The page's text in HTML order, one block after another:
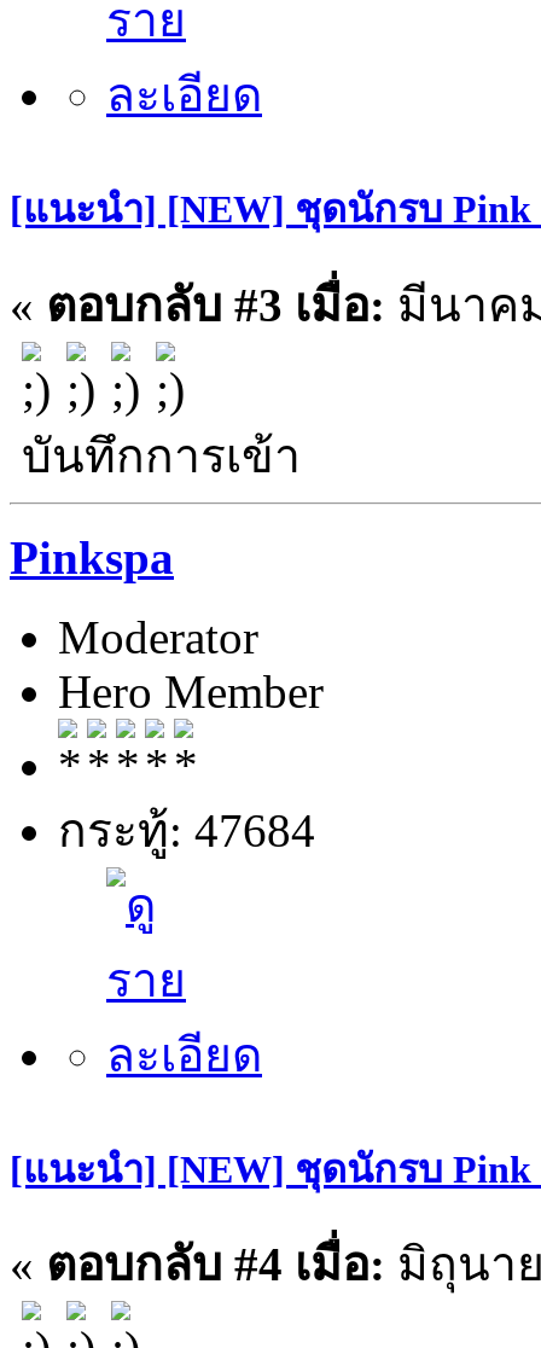
[แนะนำ] [NEW] ชุดนักรบ
« ตอบกลับ #3 เมื่อ: มีนาคม
บันทึกการเข้า
Pinkspa
Moderator
Hero Member
กระทู้: 47684
[แนะนำ] [NEW] ชุดนักรบ
« ตอบกลับ #4 เมื่อ: มิถุนา